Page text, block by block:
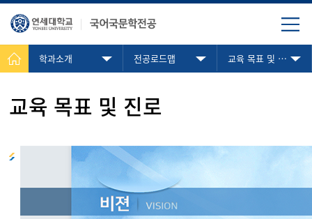
학과소개 전공로드맵 교육 목표 및 진로
교육 목표 및 진로